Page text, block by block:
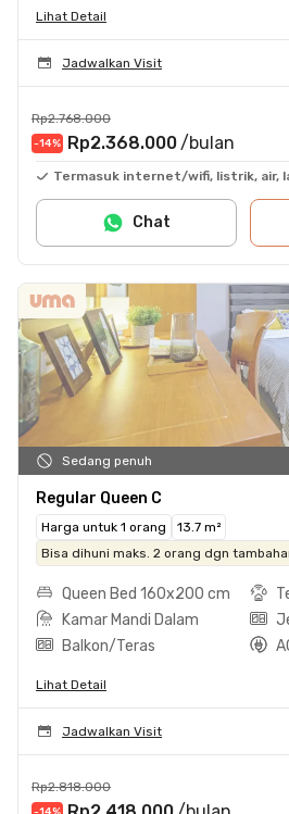
Lihat Detail
Jadwalkan Visit
Rp2.768.000
-14% Rp2.368.000 /bulan
Termasuk internet/wifi, listrik, air,
Chat
Sedang penuh
Regular Queen C
Harga untuk 1 orang
13.7 m²
Bisa dihuni maks. 2 orang dgn
Queen Bed 160x200 cm
Kamar Mandi Dalam
Balkon/Teras
Lihat Detail
Jadwalkan Visit
Rp2.818.000
-14%